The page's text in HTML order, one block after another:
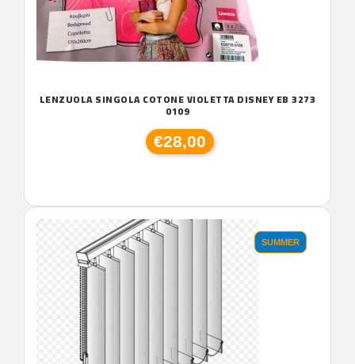
LENZUOLA SINGOLA COTONE VIOLETTA DISNEY EB 3273
0109
€28,00
'.'
SUMMER